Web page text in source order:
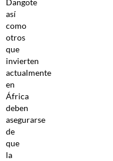
Dangote
así
como
otros
que
invierten
actualmente
en
África
deben
asegurarse
de
que
la